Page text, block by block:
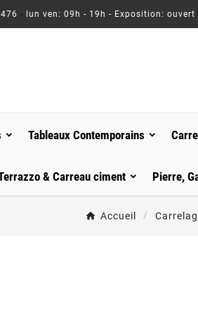
- lun ven: 09h - 19h - Exposition: ouvert
Tableaux Contemporains
& Carreau ciment Pierre,
Accueil